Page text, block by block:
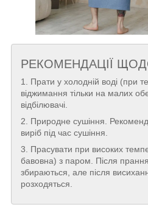
РЕКОМЕНДАЦІЇ
1. Прати у холодній воді (при
віджимання тільки на малих
відбілювачі.
2. Природне сушіння.
виріб під час сушіння.
3. Прасувати при високих
бавовна) з паром. Після
збираються, але після
розходяться.